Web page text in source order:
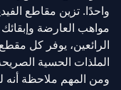
واحدًا. تزين مقاطع
مواهب العارضة
الرائعين، يوفر كل
الملذات الحسية
ومن المهم ملاحظة أنه